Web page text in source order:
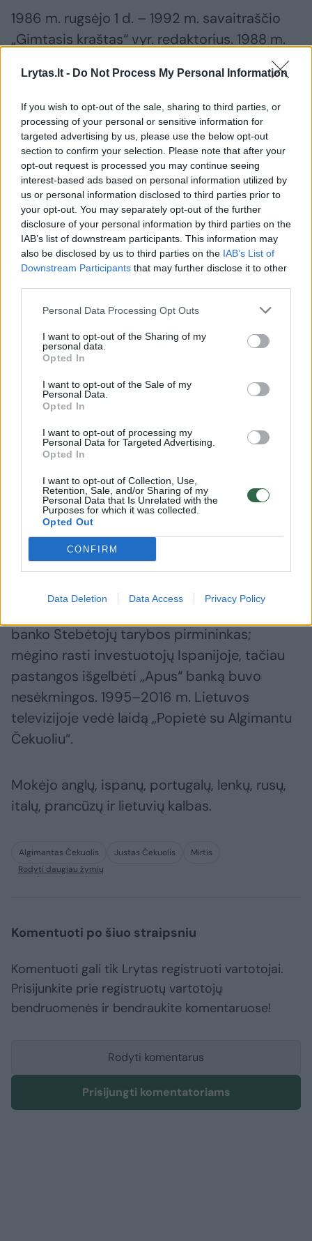
Lrytas.lt - Do Not Process My Personal Information
If you wish to opt-out of the sale, sharing to third parties, or
processing of your personal or sensitive information for
targeted advertising by us, please use the below opt-out
section to confirm your selection. Please note that after your
opt-out request is processed you may continue seeing
interest-based ads based on personal information utilized by
us or personal information disclosed to third parties prior to
your opt-out. You may separately opt-out of the further
disclosure of your personal information by third parties on the
IAB’s list of downstream participants. This information may
also be disclosed by us to third parties on the IAB’s List of
Downstream Participants that may further disclose it to other
Personal Data Processing Opt Outs
I want to opt-out of the Sharing of my
personal data.
Opted In
I want to opt-out of the Sale of my
Personal Data.
Opted In
I want to opt-out of processing my
Personal Data for Targeted Advertising.
Opted In
I want to opt-out of Collection, Use,
Retention, Sale, and/or Sharing of my
Personal Data that Is Unrelated with the
Purposes for which it was collected.
Opted Out
CONFIRM
Data Deletion Data Access Privacy Policy
1986 m. rugsėjo 1 d. – 1992 m. savaitraščio
„Gimtasis kraštas“ vyr. redaktorius. 1988 m.
išrinktas Sąjūdžio iniciatyvinės grupės nariu.
Vėliau buvo renkamas Sąjūdžio seimo ir jo
vadovybės nariu. 1989 m. išrinktas SSRS
liaudies deputatų suvažiavimo deputatu, juo
buvo iki Lietuvos nepriklausomybės
atkūrimo.
1989–1995 m. valstybinės Ispanijos spaudos
agentūros EFE korespondentas Baltijos
šalims. 1992 m. Vilniaus universiteto (VU)
Komunikacijos fakultete pradėjo dirbti
dėstytoju, dėstė derybų ir bendravimo meną.
„In Memoriam“: kadruose – turiningas ir
šviesus A. Čekuolio gyvenimas
banko Stebėtojų tarybos pirmininkas;
mėgino rasti investuotojų Ispanijoje, tačiau
pastangos išgelbėti „Apus“ banką buvo
nesėkmingos. 1995–2016 m. Lietuvos
televizijoje vedė laidą „Popietė su Algimantu
Čekuoliu“.
Mokėjo anglų, ispanų, portugalų, lenkų, rusų,
italų, prancūzų ir lietuvių kalbas.
Algimantas Čekuolis Justas Čekuolis
Mirtis
Rodyti daugiau žymių
Komentuoti po šiuo straipsniu
Komentuoti gali tik Lrytas registruoti vartotojai.
Prisijunkite prie registruotų vartotojų
bendruomenės ir bendraukite komentaruose!
Rodyti komentarus
Prisijungti komentatoriams